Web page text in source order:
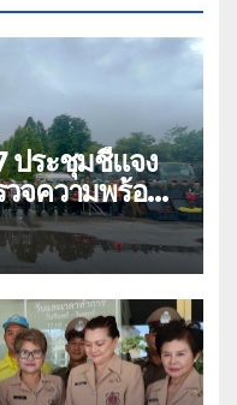
ระชุมชี้แจง
วจความพร้อม
ณภัย